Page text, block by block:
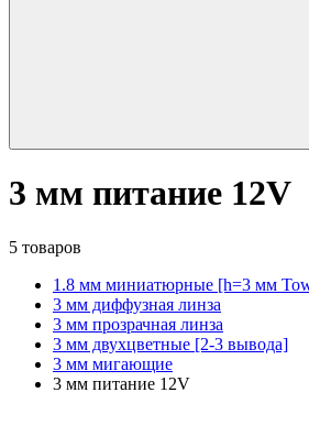
3 мм питание 12V
5 товаров
1.8 мм миниатюрные [h=3 мм
3 мм диффузная линза
3 мм прозрачная линза
3 мм двухцветные [2-3 вывода]
3 мм мигающие
3 мм питание 12V